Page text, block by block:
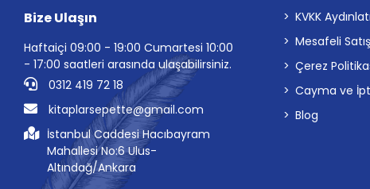
Bize Ulaşın
Haftaiçi 09:00 - 19:00 Cumartesi 10:00
- 17:00 saatleri arasında ulaşabilirsiniz.
0312 419 72 18
kitaplarsepette@gmail.com
İstanbul Caddesi Hacıbayram
Mahallesi No:6 Ulus-
Altındağ/Ankara
KVKK
Mesafeli
Çerez
Cayma ve
Blog